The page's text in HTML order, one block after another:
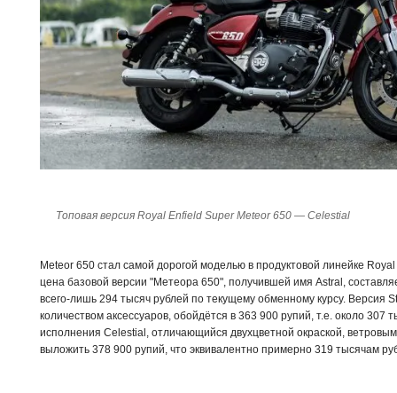
Топовая версия Royal Enfield Super Meteor 650 — Celestial
Meteor 650 стал самой дорогой моделью в продуктовой линейке
цена базовой версии "Метеора 650", получившей имя Astral,
всего-лишь 294 тысяч рублей по текущему обменному курсу. Версия
количеством аксессуаров, обойдётся в 363 900 рупий, т.е. около 307
исполнения Celestial, отличающийся двухцветной окраской,
выложить 378 900 рупий, что эквивалентно примерно 319 тысячам